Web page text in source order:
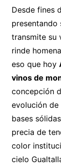
Desde fines
presentando
transmite su
rinde
eso que hoy
vinos de
concepción
evolución
bases
precia de
color
cielo